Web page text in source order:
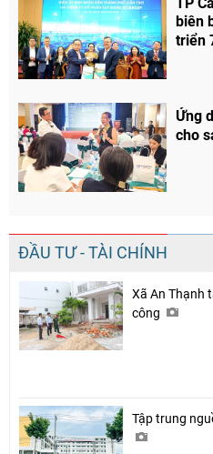
biên
triển
Ứng
cho
ĐẦU TƯ - TÀI CHÍNH
Xã An Thạnh
công
Tập trung